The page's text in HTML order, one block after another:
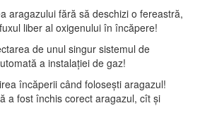
aragazului fără să deschizi o fereastră,
liber al oxigenului în încăpere!
de unul singur sistemul de
a instalației de gaz!
încăperii când folosești aragazul!
a fost închis corect aragazul, cît și